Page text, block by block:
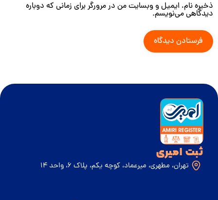
ذخیره نام، ایمیل و وبسایت من در مرورگر برای زمانی که دوباره
دیدگاهی می‌نویسم.
ثبت امیری
تهران، مطهری، میرعماد، کوچه یکم، پلاک 6، واحد 14